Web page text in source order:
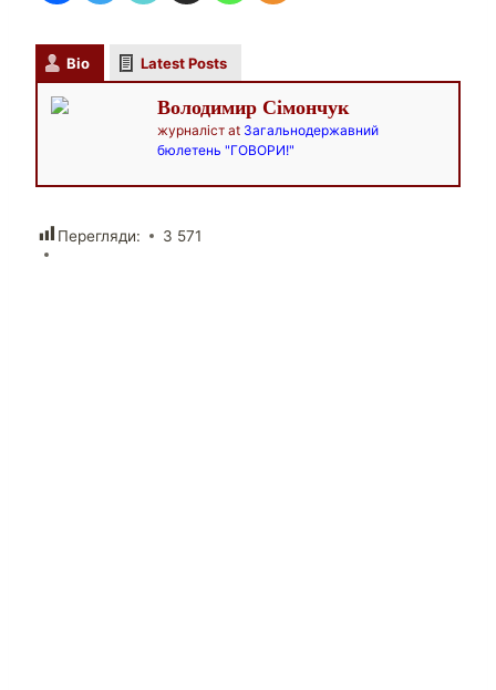
Bio Latest Posts
Володимир Сімончук
журналіст at Загальнодержавний
бюлетень "ГОВОРИ!"
Перегляди: 3 571